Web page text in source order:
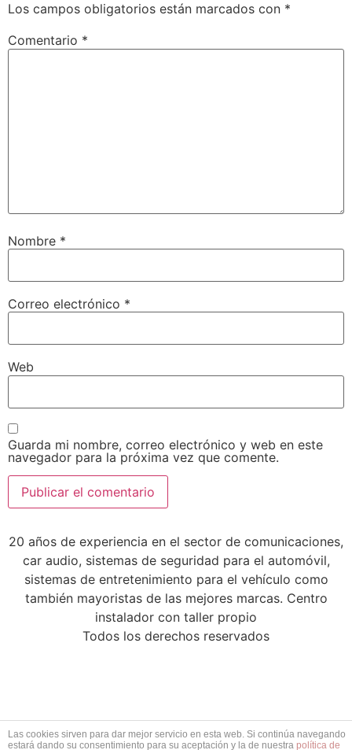
Los campos obligatorios están marcados con *
Comentario *
Nombre *
Correo electrónico *
Web
Guarda mi nombre, correo electrónico y web en este
navegador para la próxima vez que comente.
20 años de experiencia en el sector de comunicaciones,
car audio, sistemas de seguridad para el automóvil,
sistemas de entretenimiento para el vehículo como
también mayoristas de las mejores marcas. Centro
instalador con taller propio
Todos los derechos reservados
Las cookies sirven para dar mejor servicio en esta web. Si continúa navegando
estará dando su consentimiento para su aceptación y la de nuestra política de